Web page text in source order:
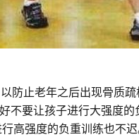
止老年之后出现骨质
要让孩子进行大强度
高强度的负重训练也不迟